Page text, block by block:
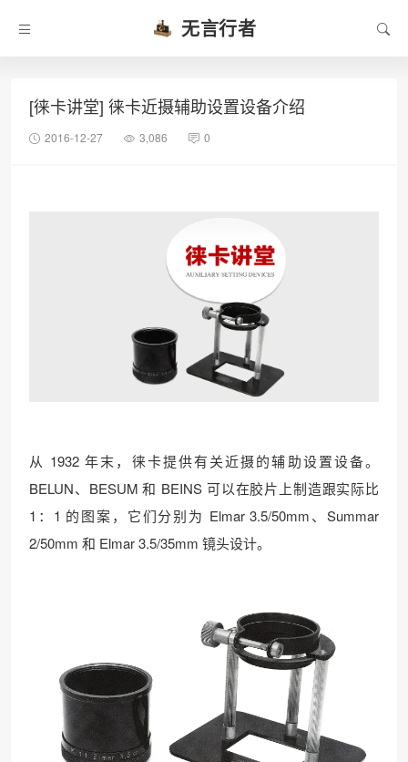
无言行者
[徕卡讲堂] 徕卡近摄辅助设置设备介绍
2016-12-27 3,086 0
从 1932 年末，徕卡提供有关近摄的辅助设置设备。
BELUN、BESUM 和 BEINS 可以在胶片上制造跟实际比
1：1 的图案，它们分别为 Elmar 3.5/50mm、Summar
2/50mm 和 Elmar 3.5/35mm 镜头设计。